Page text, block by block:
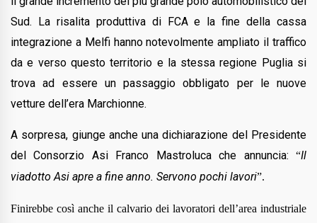
Sud.
La risalita produttiva di FCA e la fine della cassa
integrazione a Melfi hanno notevolmente ampliato il traffico
da e verso questo territorio e la stessa regione Puglia si
trova ad essere un passaggio obbligato per le nuove
vetture dell’era Marchionne.
A sorpresa, giunge anche una dichiarazione del Presidente
del Consorzio Asi Franco Mastroluca che annuncia: “Il
viadotto Asi apre a fine anno. Servono pochi lavori”.
Finirebbe così anche il calvario dei lavoratori dell’area industriale